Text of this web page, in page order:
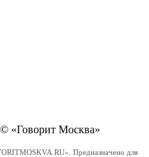
«Говорит Москва»
Предназначено для